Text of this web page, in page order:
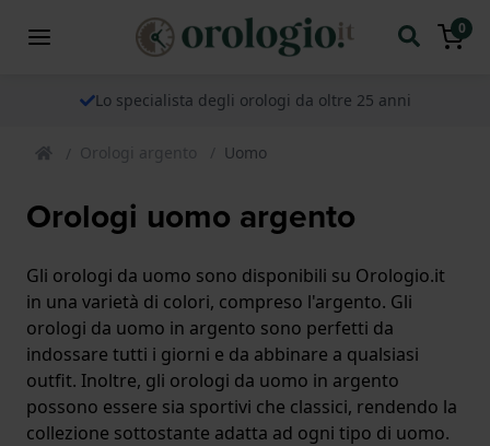
0
Lo specialista degli orologi da oltre 25 anni
Orologi argento Uomo
Orologi uomo argento
Gli orologi da uomo sono disponibili su Orologio.it
in una varietà di colori, compreso l'argento. Gli
orologi da uomo in argento sono perfetti da
indossare tutti i giorni e da abbinare a qualsiasi
outfit. Inoltre, gli orologi da uomo in argento
possono essere sia sportivi che classici, rendendo la
collezione sottostante adatta ad ogni tipo di uomo.